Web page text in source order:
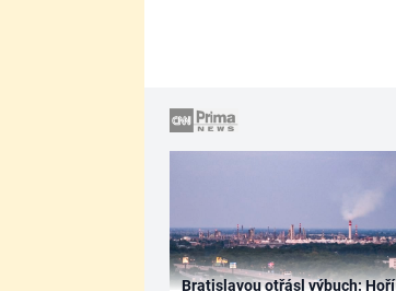
Bratislavou otřásl výbuch: Hoří